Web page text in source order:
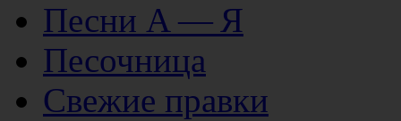
Песни А — Я
Песочница
Свежие правки